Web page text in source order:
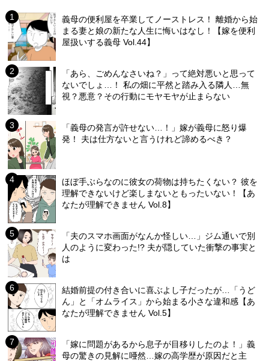
義母の便利屋を卒業してノーストレス！ 離婚から始
まる妻と娘の新たな人生に悔いはなし！【嫁を便利
屋扱いする義母 Vol.44】
「あら、ごめんなさいね？」って絶対悪いと思って
ないでしょ…！ 私の畑に平然と踏み入る隣人…無
視？悪意？その行動にモヤモヤが止まらない
「義母の発言が許せない…！」嫁が義母に怒り爆
発！ 夫は仕方ないと言うけれど諦めるべき？
ほぼ手ぶらなのに彼女の荷物は持ちたくない？ 彼を
理解できないけど楽しまないともったいない！【あ
なたが理解できません Vol.8】
「夫のスマホ画面がなんか怪しい…」ジム通いで別
人のように変わった!? 夫が隠していた衝撃の事実と
は
結婚前提の付き合いに喜ぶよし子だったが…「うど
ん」と「オムライス」から始まる小さな違和感【あ
なたが理解できません Vol.5】
「嫁に問題があるから息子が目移りしたのよ！」義
母の驚きの見解に唖然…嫁の高学歴が原因だと主